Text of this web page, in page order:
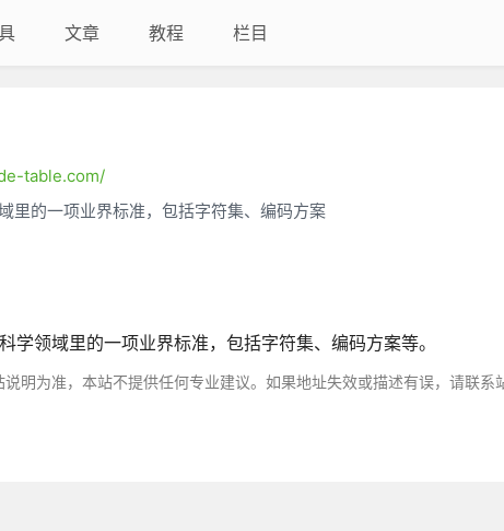
文章 教程 栏目
table.com/
里的一项业界标准，包括字符集、编码方案
学领域里的一项业界标准，包括字符集、编码方案等。
明为准，本站不提供任何专业建议。如果地址失效或描述有误，请联系